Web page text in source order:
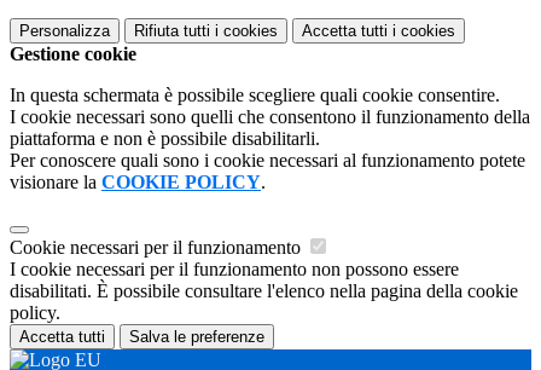
Personalizza Rifiuta tutti i cookies Accetta tutti i cookies
Gestione cookie
In questa schermata è possibile scegliere quali cookie consentire.
I cookie necessari sono quelli che consentono il funzionamento della
piattaforma e non è possibile disabilitarli.
Per conoscere quali sono i cookie necessari al funzionamento potete
visionare la COOKIE POLICY.
Cookie necessari per il funzionamento
I cookie necessari per il funzionamento non possono essere
disabilitati. È possibile consultare l'elenco nella pagina della cookie
policy.
Accetta tutti Salva le preferenze